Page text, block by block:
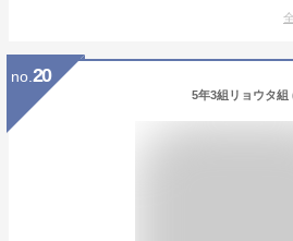
no. 20
5年3組リョウタ組